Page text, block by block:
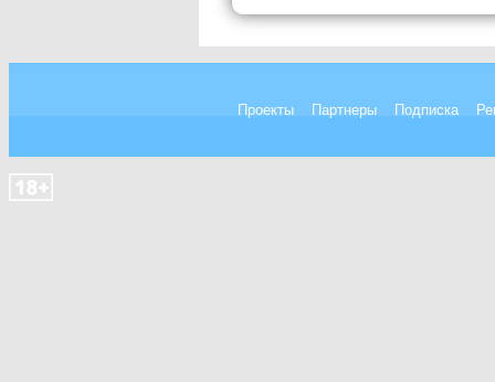
Проекты Партнеры Подписка